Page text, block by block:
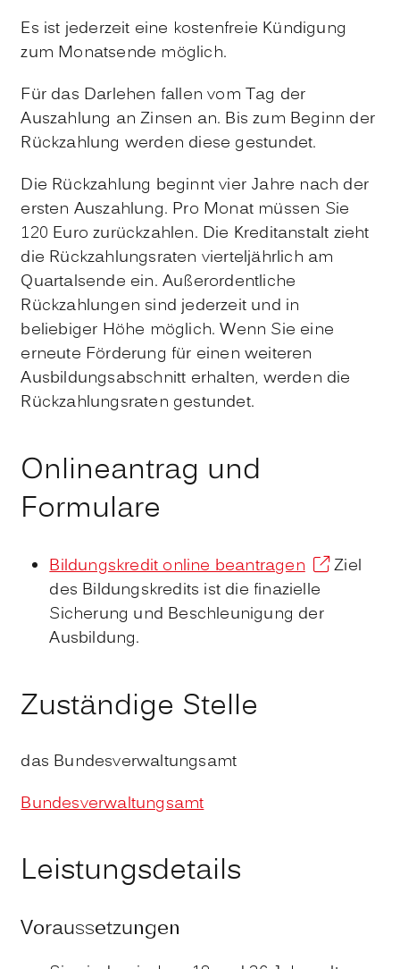
Es ist jederzeit eine kostenfreie Kündigung
zum Monatsende möglich.
Für das Darlehen fallen vom Tag der
Auszahlung an Zinsen an. Bis zum Beginn der
Rückzahlung werden diese gestundet.
Die Rückzahlung beginnt vier Jahre nach der
ersten Auszahlung. Pro Monat müssen Sie
120 Euro zurückzahlen. Die Kreditanstalt zieht
die Rückzahlungsraten vierteljährlich am
Quartalsende ein. Außerordentliche
Rückzahlungen sind jederzeit und in
beliebiger Höhe möglich. Wenn Sie eine
erneute Förderung für einen weiteren
Ausbildungsabschnitt erhalten, werden die
Rückzahlungsraten gestundet.
Onlineantrag und
Formulare
Bildungskredit online beantragen
Ziel
des Bildungskredits ist die finazielle
Sicherung und Beschleunigung der
Ausbildung.
Zuständige Stelle
das Bundesverwaltungsamt
Bundesverwaltungsamt
Leistungsdetails
Voraussetzungen